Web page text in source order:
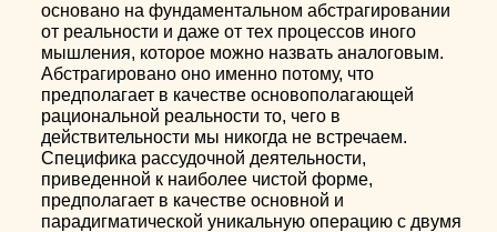
основано на фундаментальном абстрагировании
от реальности и даже от тех процессов иного
мышления, которое можно назвать аналоговым.
Абстрагировано оно именно потому, что
предполагает в качестве основополагающей
рациональной реальности то, чего в
действительности мы никогда не встречаем.
Специфика рассудочной деятельности,
приведенной к наиболее чистой форме,
предполагает в качестве основной и
парадигматической уникальную операцию с двумя